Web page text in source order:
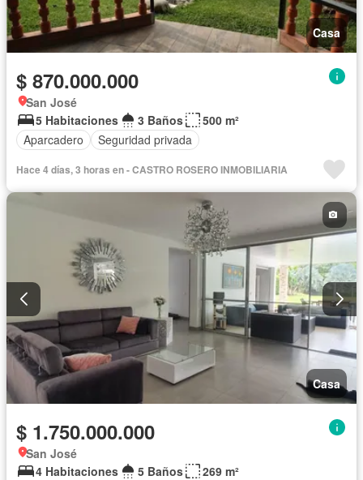
Casa
$ 870.000.000
San José
5 Habitaciones
3 Baños
500 m²
Aparcadero
Seguridad privada
Hace 4 días, 3 horas en - CASTRO ROSERO INMOBILIARIA
Casa
$ 1.750.000.000
San José
4 Habitaciones
5 Baños
269 m²